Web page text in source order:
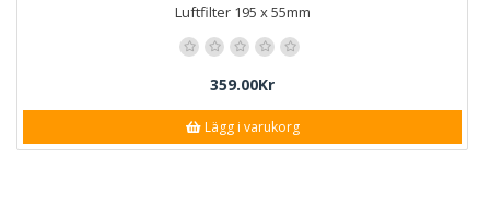
Luftfilter 195 x 55mm
359.00Kr
Lägg i varukorg